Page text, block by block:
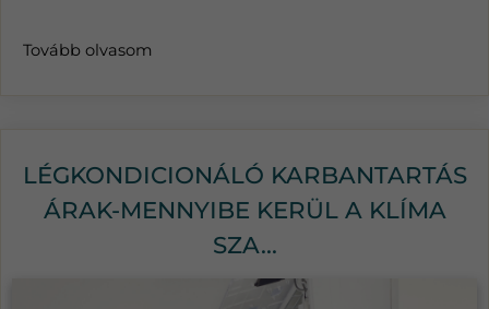
Tovább olvasom
LÉGKONDICIONÁLÓ KARBANTARTÁS
ÁRAK-MENNYIBE KERÜL A KLÍMA
SZA...